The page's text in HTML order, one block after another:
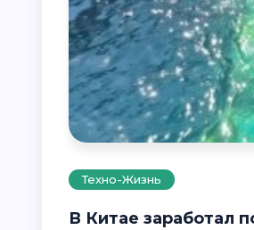
Техно-Жизнь
В Китае заработал подводный дата-центр мощностью 24 МВт с